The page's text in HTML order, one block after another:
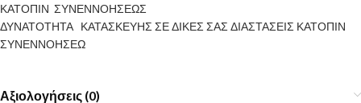
ΚΑΤΟΠΙΝ ΣΥΝΕΝΝΟΗΣΕΩΣ
ΔΥΝΑΤΟΤΗΤΑ ΚΑΤΑΣΚΕΥΗΣ ΣΕ ΔΙΚΕΣ ΣΑΣ ΔΙΑΣΤΑΣΕΙΣ ΚΑΤΟΠΙΝ
ΣΥΝΕΝΝΟΗΣΕΩ
Αξιολογήσεις (0)